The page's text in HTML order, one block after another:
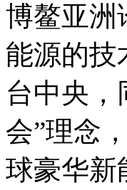
博鳌亚洲
能源的技
台中央，
会”理念
球豪华新